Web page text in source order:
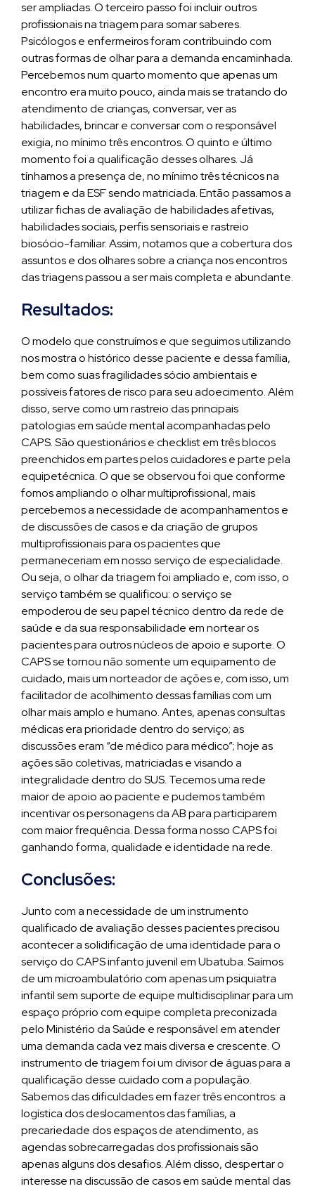
ser ampliadas. O terceiro passo foi incluir outros
profissionais na triagem para somar saberes.
Psicólogos e enfermeiros foram contribuindo com
outras formas de olhar para a demanda encaminhada.
Percebemos num quarto momento que apenas um
encontro era muito pouco, ainda mais se tratando do
atendimento de crianças, conversar, ver as
habilidades, brincar e conversar com o responsável
exigia, no mínimo três encontros. O quinto e último
momento foi a qualificação desses olhares. Já
tínhamos a presença de, no mínimo três técnicos na
triagem e da ESF sendo matriciada. Então passamos a
utilizar fichas de avaliação de habilidades afetivas,
habilidades sociais, perfis sensoriais e rastreio
biosócio-familiar. Assim, notamos que a cobertura dos
assuntos e dos olhares sobre a criança nos encontros
das triagens passou a ser mais completa e abundante.
Resultados:
O modelo que construímos e que seguimos utilizando
nos mostra o histórico desse paciente e dessa família,
bem como suas fragilidades sócio ambientais e
possíveis fatores de risco para seu adoecimento. Além
disso, serve como um rastreio das principais
patologias em saúde mental acompanhadas pelo
CAPS. São questionários e checklist em três blocos
preenchidos em partes pelos cuidadores e parte pela
equipetécnica. O que se observou foi que conforme
fomos ampliando o olhar multiprofissional, mais
percebemos a necessidade de acompanhamentos e
de discussões de casos e da criação de grupos
multiprofissionais para os pacientes que
permaneceriam em nosso serviço de especialidade.
Ou seja, o olhar da triagem foi ampliado e, com isso, o
serviço também se qualificou: o serviço se
empoderou de seu papel técnico dentro da rede de
saúde e da sua responsabilidade em nortear os
pacientes para outros núcleos de apoio e suporte. O
CAPS se tornou não somente um equipamento de
cuidado, mais um norteador de ações e, com isso, um
facilitador de acolhimento dessas famílias com um
olhar mais amplo e humano. Antes, apenas consultas
médicas era prioridade dentro do serviço; as
discussões eram “de médico para médico”; hoje as
ações são coletivas, matriciadas e visando a
integralidade dentro do SUS. Tecemos uma rede
maior de apoio ao paciente e pudemos também
incentivar os personagens da AB para participarem
com maior frequência. Dessa forma nosso CAPS foi
ganhando forma, qualidade e identidade na rede.
Conclusões:
Junto com a necessidade de um instrumento
qualificado de avaliação desses pacientes precisou
acontecer a solidificação de uma identidade para o
serviço do CAPS infanto juvenil em Ubatuba. Saímos
de um microambulatório com apenas um psiquiatra
infantil sem suporte de equipe multidisciplinar para um
espaço próprio com equipe completa preconizada
pelo Ministério da Saúde e responsável em atender
uma demanda cada vez mais diversa e crescente. O
instrumento de triagem foi um divisor de águas para a
qualificação desse cuidado com a população.
Sabemos das dificuldades em fazer três encontros: a
logística dos deslocamentos das famílias, a
precariedade dos espaços de atendimento, as
agendas sobrecarregadas dos profissionais são
apenas alguns dos desafios. Além disso, despertar o
interesse na discussão de casos em saúde mental das